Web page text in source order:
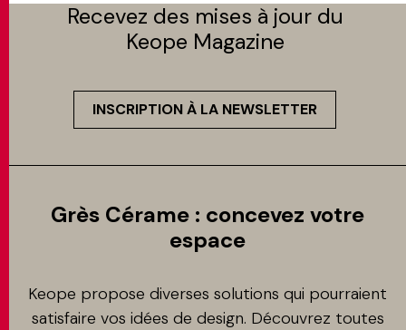
Recevez des mises à jour du
Keope Magazine
INSCRIPTION À LA NEWSLETTER
Grès Cérame : concevez votre
espace
Keope propose diverses solutions qui pourraient
satisfaire vos idées de design. Découvrez toutes